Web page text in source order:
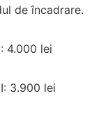
de încadrare.
4.000 lei
3.900 lei